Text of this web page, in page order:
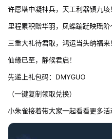
许愿塔中凝神兵，天工利器镇九垓
里程累积赠华羽，凤蝶蹁跹映瑶阶
三重大礼待君取，鸿运当头纳福来
仙缘已至，静候君启！
先递上礼包码：DMYGUO
（一键复制领取兑换）
小朱雀接着带大家一起看看更多